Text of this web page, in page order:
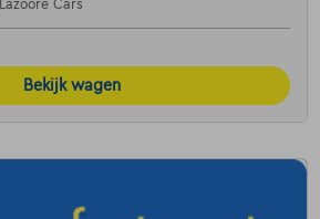
Lazoore Cars
Bekijk wagen